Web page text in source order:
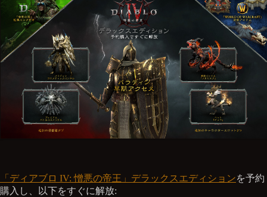
「ディアブロ IV: 憎悪の帝王」デラックスエディションを予約
購入し、以下をすぐに解放: